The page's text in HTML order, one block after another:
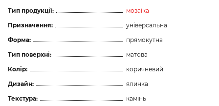
Тип продукції:
мозаїка
Призначення:
універсальна
Форма:
прямокутна
Тип поверхні:
матова
Колір:
коричневий
Дизайн:
ялинка
Текстура:
камінь